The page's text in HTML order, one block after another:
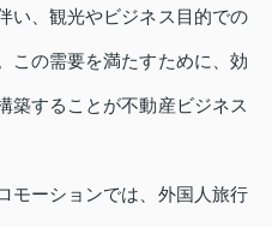
い、観光やビジネス目的での
この需要を満たすために、効
築することが不動産ビジネス
モーションでは、外国人旅行